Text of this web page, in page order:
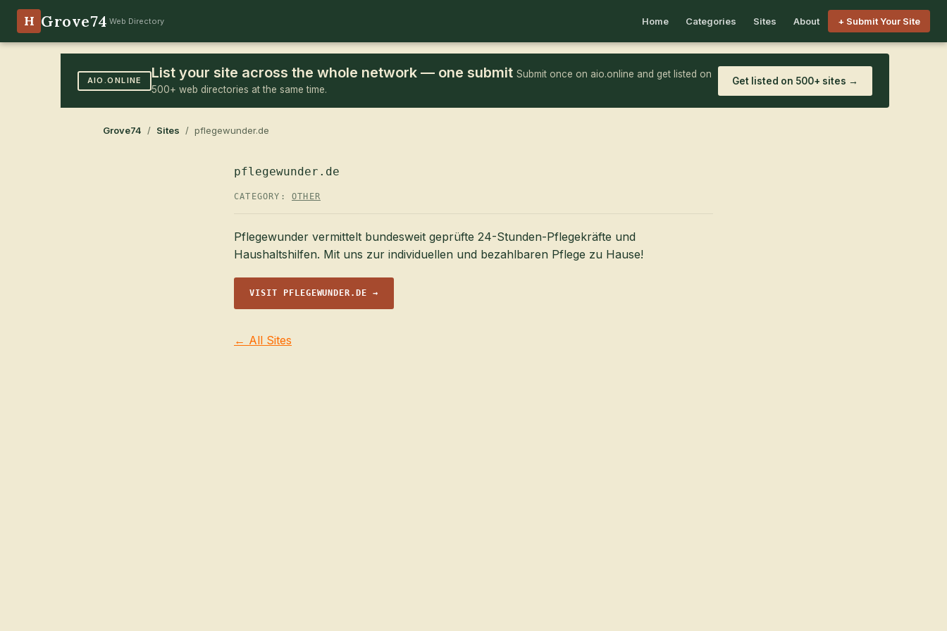
H Grove74 Web Directory Home Categories Sites About + Submit Your Site
AIO.ONLINE List your site across the whole network — one submit Submit once on aio.online and get listed on
500+ web directories at the same time.
Get listed on 500+ sites →
Grove74 / Sites / pflegewunder.de
pflegewunder.de
CATEGORY: OTHER
Pflegewunder vermittelt bundesweit geprüfte 24-Stunden-Pflegekräfte und
Haushaltshilfen. Mit uns zur individuellen und bezahlbaren Pflege zu Hause!
VISIT PFLEGEWUNDER.DE →
← All Sites